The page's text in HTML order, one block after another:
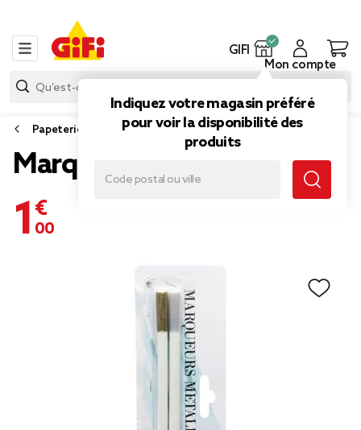
GIFI
Indiquez votre magasin préféré
pour voir la disponibilité des
produits
Mon compte
Papeterie et fournitures bureau
Marqueur x2 or et argent
1,00 €